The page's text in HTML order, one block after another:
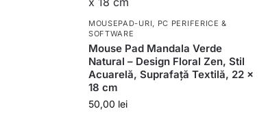
MOUSEPAD-URI
PC PERIFERICE &
SOFTWARE
Mouse Pad Mandala Verde
Natural – Design Floral Zen, Stil
Acuarelă, Suprafață Textilă, 22 x
18 cm
50,00 lei